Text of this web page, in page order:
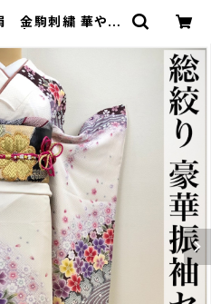
金駒刺繍 華やか